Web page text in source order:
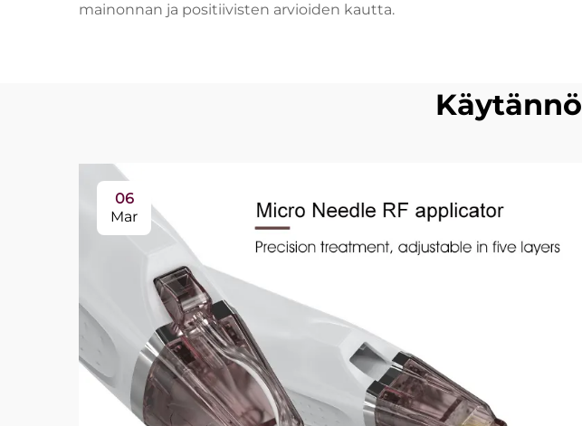
mainonnan ja positiivisten arvioiden kautta.
06
Mar